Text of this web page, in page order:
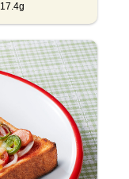
17.4g